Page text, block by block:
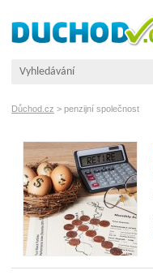
Důchod.cz > penzijní společnost